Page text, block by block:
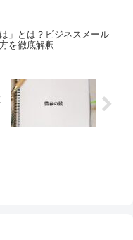
」とは？ビジネスメール
を徹底解釈